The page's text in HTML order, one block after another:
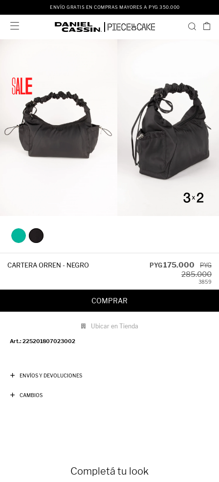
ENVÍO GRATIS EN COMPRAS MAYORES A PYG 350.000

CARTERA ORREN - NEGRO PYG175.000 PYG
285.000
3859
COMPRAR
Ubicar en Tienda
225201807023002
ENVÍOS Y DEVOLUCIONES
CAMBIOS
Completá tu look